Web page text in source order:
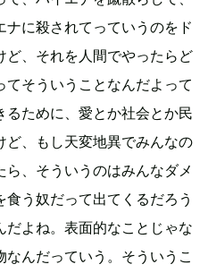
に殺されてっていうのをド
ど、それを人間でやったらど
そういうことなんだよって
ために、愛とか社会とか民
ど、もし天変地異でみんなの
、そういうのはみんなダメ
う奴だって出てくるだろう
だよね。表面的なことじゃな
んだっていう。そういうこ